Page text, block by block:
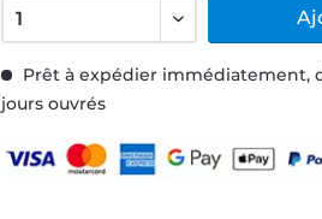
Prêt à expédier immédiatement,
jours ouvrés